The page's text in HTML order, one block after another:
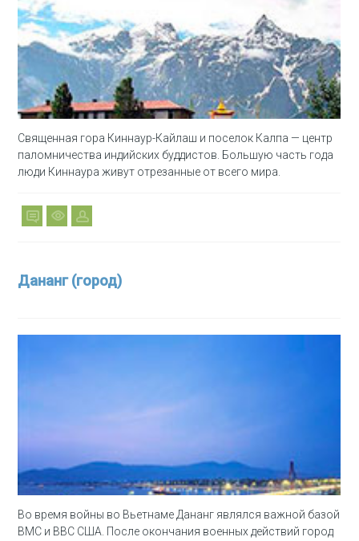
Священная гора Киннаур-Кайлаш и поселок Калпа — центр
паломничества индийских буддистов. Большую часть года
люди Киннаура живут отрезанные от всего мира.
Дананг (город)
Во время войны во Вьетнаме Дананг являлся важной базой
ВМС и ВВС США. После окончания военных действий город